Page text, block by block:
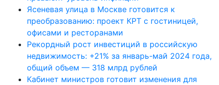
Ясеневая улица в Москве готовится к
преобразованию: проект КРТ с гостиницей,
офисами и ресторанами
Рекордный рост инвестиций в российскую
недвижимость: +21% за январь-май 2024 года,
общий объем — 318 млрд рублей
Кабинет министров готовит изменения для